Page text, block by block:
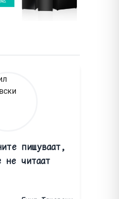
пишуваат,
не читаат